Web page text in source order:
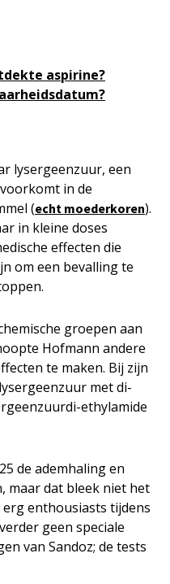
aspirine?
lysergeenzuur, een
in de
(echt moederkoren).
in kleine doses
effecten die
om een bevalling te
groepen aan
Hofmann andere
te maken. Bij zijn
met di-
ethylamide
de ademhaling en
maar dat bleek niet het
enthousiasts tijdens
geen speciale
van Sandoz; de tests